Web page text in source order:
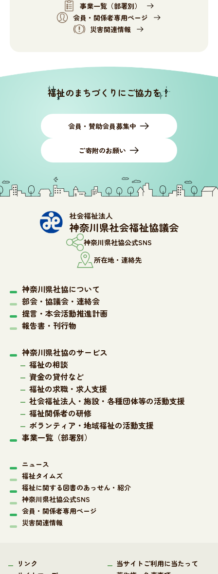
事業一覧（部署別）
会員・関係者専用ページ
災害関連情報
福祉のまちづくりにご協力を！
会員・賛助会員募集中
ご寄附のお願い
神奈川県社協公式SNS
所在地・連絡先
神奈川県社協について
部会・協議会・連絡会
提言・本会活動推進計画
報告書・刊行物
神奈川県社協のサービス
福祉の相談
資金の貸付など
福祉の求職・求人支援
社会福祉法人・施設・各種団体等の活動支援
福祉関係者の研修
ボランティア・地域福祉の活動支援
事業一覧（部署別）
ニュース
福祉タイムズ
福祉に関する図書のあっせん・紹介
神奈川県社協公式SNS
会員・関係者専用ページ
災害関連情報
リンク
当サイトご利用に当たって
所在地・連絡先
サイト内検索 Language
サイトマップ
サイト内検索
当サイトご利用に当たって
著作権・免責事項
個人情報保護について
アクセシビリティについて